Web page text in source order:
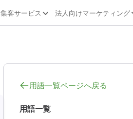
集客サービス 法人向けマーケティング
用語一覧ページへ戻る
用語一覧